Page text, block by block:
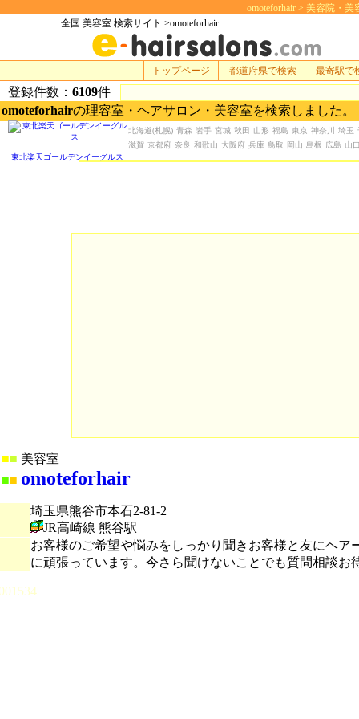
omoteforhair > 美容院・
全国 美容室 検索サイト:>omoteforhair
登録件数： 6109件
omoteforhairの理容室・ヘアサロン・美容室を検索しました。
■ 美容室
■■ omoteforhair
埼玉県熊谷市本石2-81-2
JR高崎線 熊谷駅
お客様のご希望や悩みをしっかり聞きお客様と友にヘ
に頑張っています。今さら聞けないことでも質問相談お
北海道(札幌) 青森 岩手 宮城 秋田 山形 福島 東京 神奈川 埼玉
滋賀 京都府 奈良 和歌山 大阪府 兵庫 鳥取 岡山 島根 広島 山
トップページ 都道府県で検索 最寄駅で
東北楽天ゴールデンイーグルス